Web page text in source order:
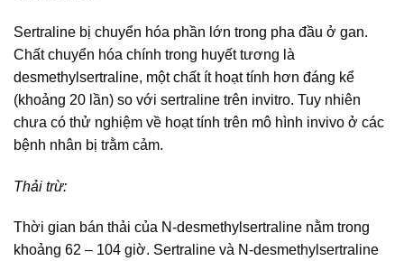
Sertraline bị chuyển hóa phần lớn trong pha đầu ở gan.
Chất chuyển hóa chính trong huyết tương là
desmethylsertraline, một chất ít hoạt tính hơn đáng kể
(khoảng 20 lần) so với sertraline trên invitro. Tuy nhiên
chưa có thử nghiệm về hoạt tính trên mô hình invivo ở các
bệnh nhân bị trằm cảm.
Thải trừ:
Thời gian bán thải của N-desmethylsertraline nằm trong
khoảng 62 – 104 giờ. Sertraline và N-desmethylsertraline